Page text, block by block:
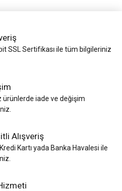
SSL Sertifikası ile tüm bilgileriniz
ürünlerde iade ve değişim
Alışveriş
Kartı yada Banka Havalesi ile